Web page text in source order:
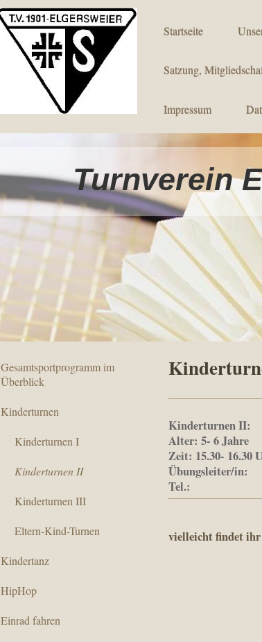
Startseite
Satzung,
Impressum
Turnverein
Kinderturnen II:
Alter: 5- 6 Jahre
Zeit: 15.30- 16.30
Übungsleiter/in:
Tel.:
vielleicht findet ihr
Gesamtsportprogramm im
Überblick
Kinderturnen
Kinderturnen I
Kinderturnen II
Kinderturnen III
Eltern-Kind-Turnen
Kindertanz
HipHop
Einrad fahren